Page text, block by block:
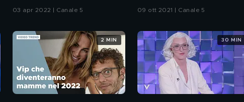
03 apr 2022 | Canale 5 09 ott 2021 | Canale 5
2 MIN 30 MIN